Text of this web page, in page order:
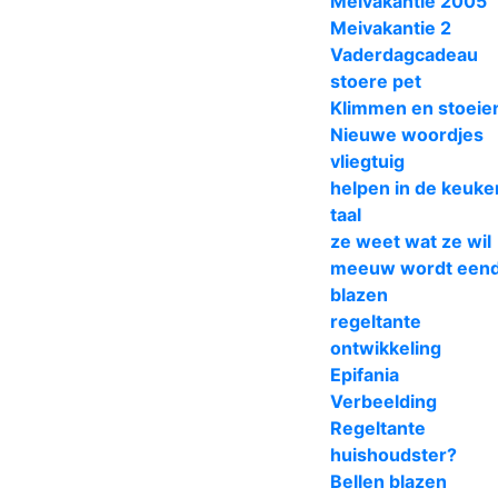
Meivakantie 2
Vaderdagcadeau
stoere pet
Klimmen en
Nieuwe woordjes
vliegtuig
helpen in de
taal
ze weet wat ze wil
meeuw wordt
blazen
regeltante
ontwikkeling
Epifania
Verbeelding
Regeltante
huishoudster?
Bellen blazen